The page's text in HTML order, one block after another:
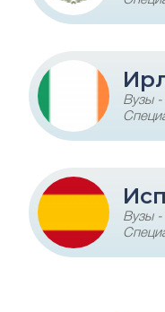
Вузы -
Вузы -